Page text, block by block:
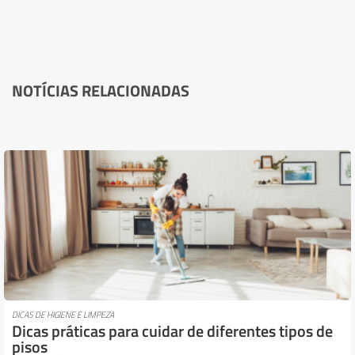
NOTÍCIAS RELACIONADAS
DICAS DE HIGIENE E LIMPEZA
Dicas práticas para cuidar de diferentes tipos de
pisos